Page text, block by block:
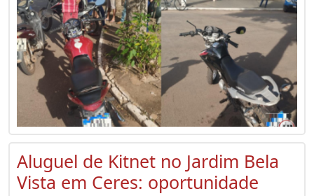
Aluguel de Kitnet no Jardim Bela
Vista em Ceres: oportunidade